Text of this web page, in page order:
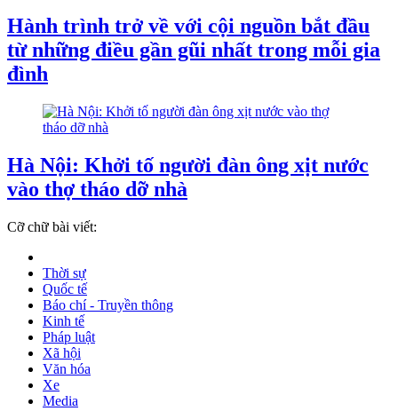
Hành trình trở về với cội nguồn bắt đầu
từ những điều gần gũi nhất trong mỗi gia
đình
Hà Nội: Khởi tố người đàn ông xịt nước
vào thợ tháo dỡ nhà
Cỡ chữ bài viết:
Thời sự
Quốc tế
Báo chí - Truyền thông
Kinh tế
Pháp luật
Xã hội
Văn hóa
Xe
Media